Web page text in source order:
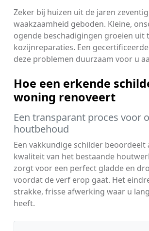
Zeker bij huizen uit de jaren
waakzaamheid geboden. Kleine,
ogende beschadigingen groeien uit
kozijnreparaties. Een
deze problemen duurzaam voor u
Hoe een erkende
woning renoveert
Een transparant proces voor
houtbehoud
Een vakkundige schilder beoordeelt
kwaliteit van het bestaande
zorgt voor een perfect gladde en
voordat de verf erop gaat. Het
strakke, frisse afwerking waar u
heeft.